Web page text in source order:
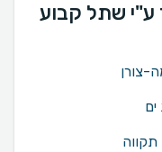
ע"י שתל קבוע
צורן